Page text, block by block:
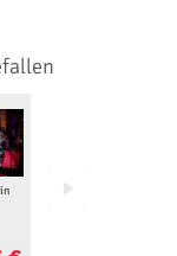
Spurensicherung